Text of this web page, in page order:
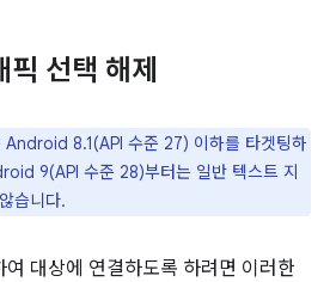
선택 해제
Android 8.1(API 수준 27) 이하를 타겟팅하
9(API 수준 28)부터는 일반 텍스트 지
습니다.
대상에 연결하도록 하려면 이러한